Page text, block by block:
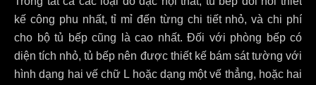
kế công phu nhất, tỉ mỉ đến từng chi tiết nhỏ, và chi phí
cho bộ tủ bếp cũng là cao nhất. Đối với phòng bếp có
diện tích nhỏ, tủ bếp nên được thiết kế bám sát tường với
hình dạng hai vế chữ L hoặc dạng một vế thẳng, hoặc hai